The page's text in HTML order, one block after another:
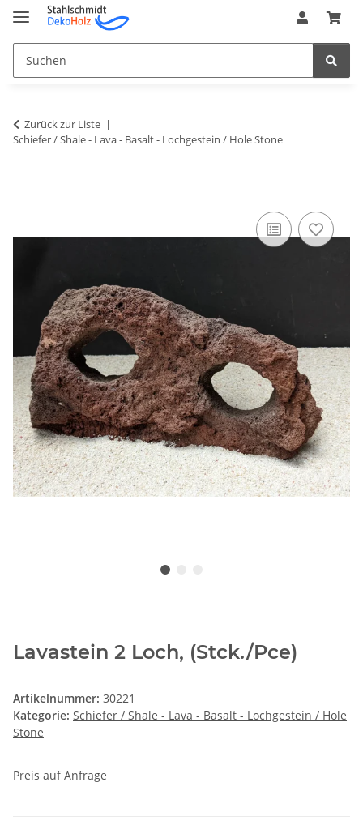
Zurück zur Liste
Schiefer / Shale - Lava - Basalt - Lochgestein / Hole Stone
Lavastein 2 Loch, (Stck./Pce)
Artikelnummer: 30221
Kategorie: Schiefer / Shale - Lava - Basalt - Lochgestein / Hole
Stone
Preis auf Anfrage